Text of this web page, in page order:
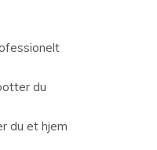
du
du et hjem